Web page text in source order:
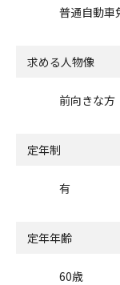
普通自動車
求める人物像
前向きな方
定年制
有
定年年齢
60歳